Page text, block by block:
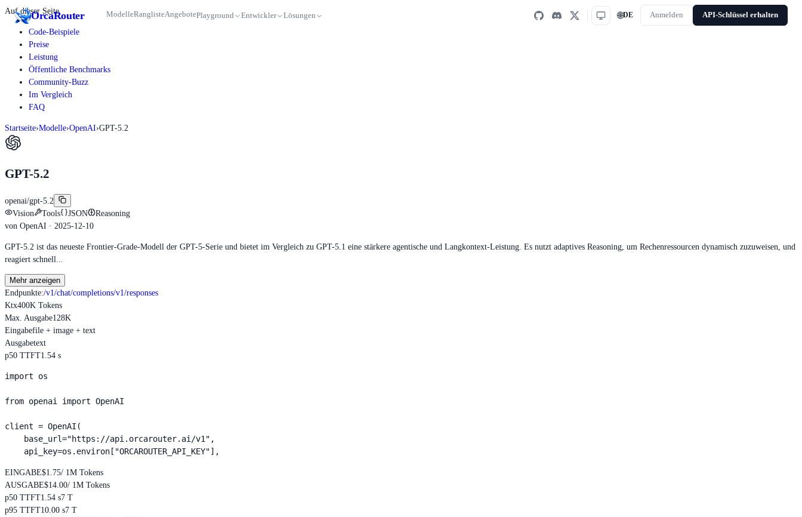
OrcaRouter ModelleRanglisteAngebotePlayground Entwickler Lösungen 🌐DE Anmelden API-Schlüssel erhalten
Auf dieser Seite
Code-Beispiele
Preise
Leistung
Öffentliche Benchmarks
Community-Buzz
Im Vergleich
FAQ
Startseite›Modelle›OpenAI›GPT-5.2
GPT-5.2
openai/gpt-5.2
Vision
Tools JSON
Reasoning
von OpenAI · 2025-12-10
GPT-5.2 ist das neueste Frontier-Grade-Modell der GPT-5-Serie und bietet im Vergleich zu GPT-5.1 eine stärkere agentische und Langkontext-Leistung. Es nutzt adaptives Reasoning, um Rechenressourcen dynamisch zuzuweisen, und
reagiert schnell...
Mehr anzeigen
Endpunkte:/v1/chat/completions/v1/responses
Ktx400K Tokens
Max. Ausgabe128K
Eingabefile + image + text
Ausgabetext
p50 TTFT1.54 s
import os
from openai import OpenAI
client = OpenAI(
    base_url="https://api.orcarouter.ai/v1",
    api_key=os.environ["ORCAROUTER_API_KEY"],
EINGABE$1.75/ 1M Tokens
AUSGABE$14.00/ 1M Tokens
p50 TTFT1.54 s7 T
p95 TTFT10.00 s7 T